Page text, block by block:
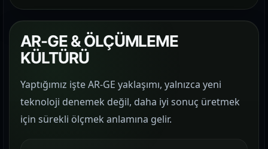
AR-GE & ÖLÇÜMLEME
KÜLTÜRÜ
Yaptığımız işte AR-GE yaklaşımı, yalnızca yeni
teknoloji denemek değil, daha iyi sonuç üretmek
için sürekli ölçmek anlamına gelir.